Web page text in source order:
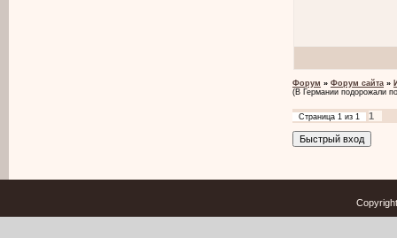
Форум » Форум сайта »
(В Германии подорожали
Страница 1 из 1 1